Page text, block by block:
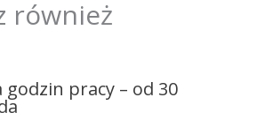
również
godzin pracy – od 30